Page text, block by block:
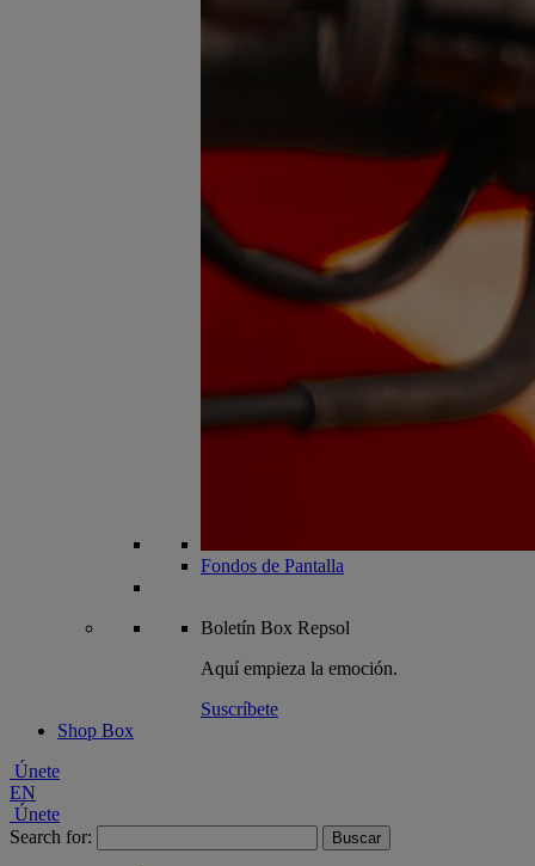
Fondos de Pantalla
Boletín Box Repsol
Aquí empieza la emoción.
Suscríbete
Shop Box
Únete
EN
Únete
Search for: